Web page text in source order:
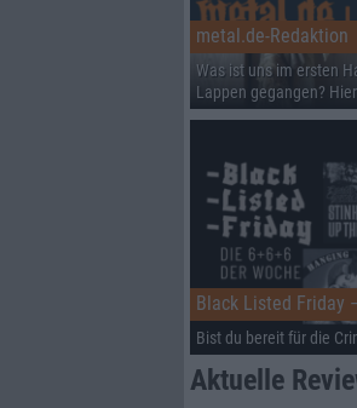
metal.de-Redaktion
Was ist uns im ersten
Lappen gegangen?
Bist du bereit für die
Aktuelle